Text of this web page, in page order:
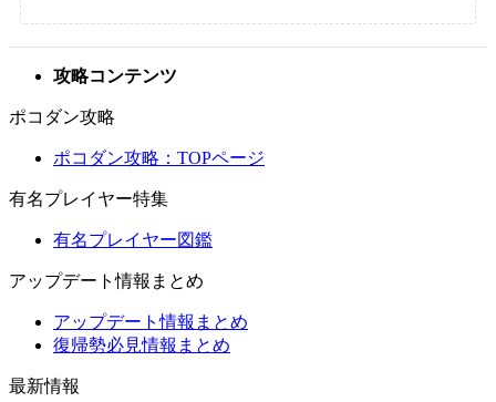
攻略コンテンツ
ポコダン攻略
ポコダン攻略：TOPページ
有名プレイヤー特集
有名プレイヤー図鑑
アップデート情報まとめ
アップデート情報まとめ
復帰勢必見情報まとめ
最新情報